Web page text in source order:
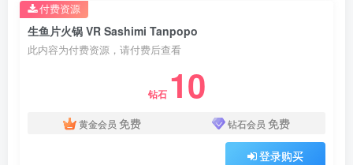
生鱼片火锅 VR Sashimi Tanpopo
此内容为付费资源，请付费后查看
钻石 10
黄金会员 免费 钻石会员 免费
登录购买
付费资源